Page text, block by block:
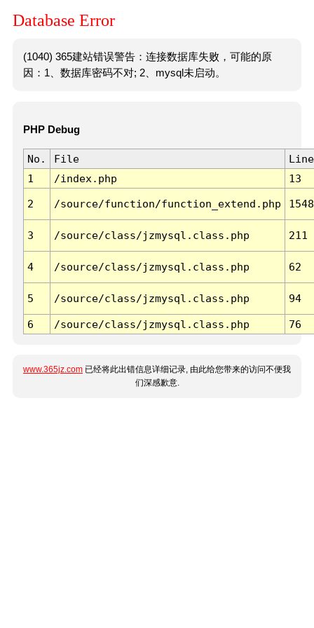
Database Error
(1040) 365建站错误警告：连接数据库失败，可能的原
因：1、数据库密码不对; 2、mysql未启动。
PHP Debug
No. File
Line
1
/index.php 13
2 /source/function/function_extend.php 1548
3 /source/class/jzmysql.class.php 211
4 /source/class/jzmysql.class.php 62
5 /source/class/jzmysql.class.php 94
6 /source/class/jzmysql.class.php 76
www.365jz.com 已经将此出错信息详细记录, 由此给您带来的访问不便我
们深感歉意.